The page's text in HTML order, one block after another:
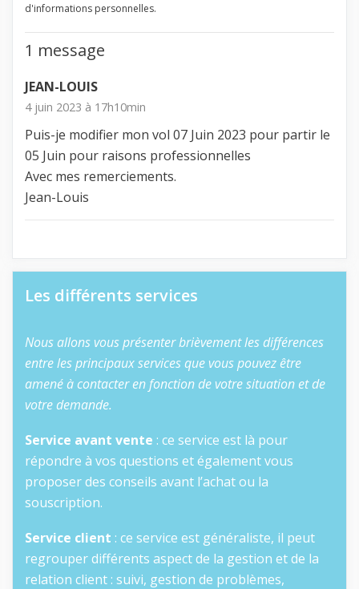
d'informations personnelles.
1 message
JEAN-LOUIS
4 juin 2023 à 17h10min
Puis-je modifier mon vol 07 Juin 2023 pour partir le
05 Juin pour raisons professionnelles
Avec mes remerciements.
Jean-Louis
Les différents services
Nous allons vous présenter brièvement les différences
entre les principaux services que vous pouvez être
amené à contacter en fonction de votre situation et de
votre demande.
Service avant vente : ce service est là pour
répondre à vos questions et également vous
proposer des conseils avant l’achat ou la
souscription.
Service client : ce service est généraliste, il peut
regrouper différents aspect de la gestion et de la
relation client : suivi, gestion de problèmes,